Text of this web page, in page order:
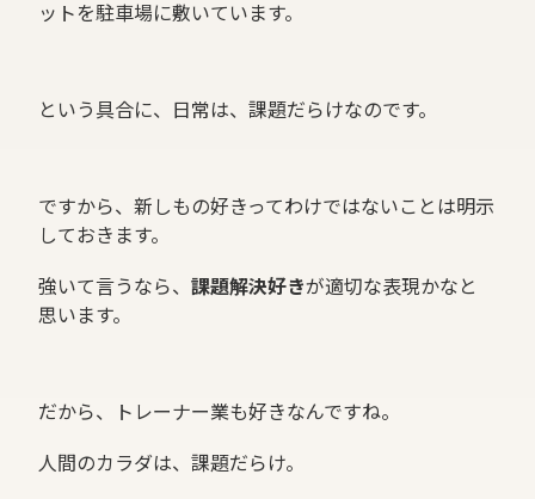
ットを駐車場に敷いています。
という具合に、日常は、課題だらけなのです。
ですから、新しもの好きってわけではないことは明示
しておきます。
強いて言うなら、課題解決好きが適切な表現かなと
思います。
だから、トレーナー業も好きなんですね。
人間のカラダは、課題だらけ。